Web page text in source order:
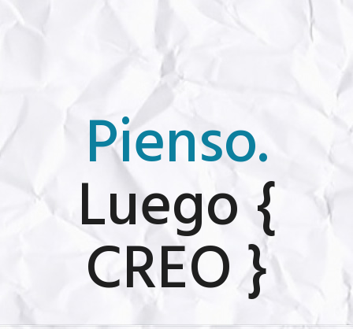
Pienso.
Luego {
CREO }